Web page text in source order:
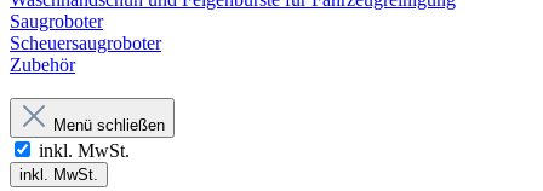
Saugroboter
Scheuersaugroboter
Zubehör
Menü schließen
inkl. MwSt.
inkl. MwSt.